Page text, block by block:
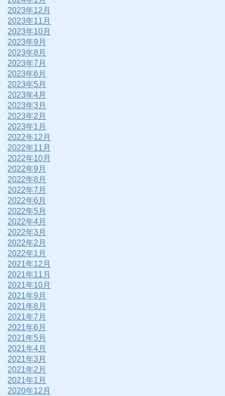
2023年12月
2023年11月
2023年10月
2023年9月
2023年8月
2023年7月
2023年6月
2023年5月
2023年4月
2023年3月
2023年2月
2023年1月
2022年12月
2022年11月
2022年10月
2022年9月
2022年8月
2022年7月
2022年6月
2022年5月
2022年4月
2022年3月
2022年2月
2022年1月
2021年12月
2021年11月
2021年10月
2021年9月
2021年8月
2021年7月
2021年6月
2021年5月
2021年4月
2021年3月
2021年2月
2021年1月
2020年12月